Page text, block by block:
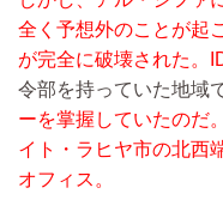
全く予想外のことが起
が完全に破壊された。
令部を持っていた地域で
ーを掌握していたのだ
イト・ラヒヤ市の北西
オフィス。